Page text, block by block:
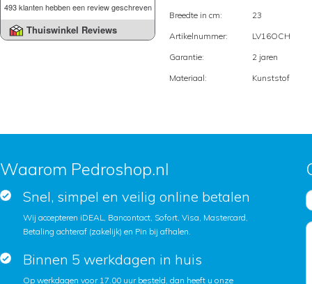
493 klanten hebben een review geschreven
Thuiswinkel Reviews
Breedte in cm:
23
Artikelnummer:
LV16OCH
Garantie:
2 jaren
Materiaal:
Kunststof
Waarom Pedroshop.nl
Snel, simpel en veilig online betalen
Wij accepteren iDEAL, Bancontact, Sofort, Visa, Mastercard,
Betaling achteraf (zakelijk) en Pin bij afhalen.
Binnen 5 werkdagen in huis
Op werkdagen voor 17.00 uur besteld, dan heeft u onze